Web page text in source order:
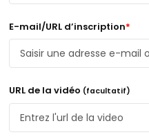
E-mail/URL d’inscription*
URL de la vidéo (facultatif)